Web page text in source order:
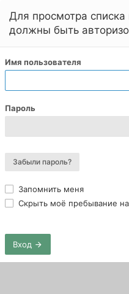
Для просмотра списка
должны быть
Имя пользователя
Пароль
Забыли пароль?
Запомнить меня
Скрыть моё пребывание
Вход